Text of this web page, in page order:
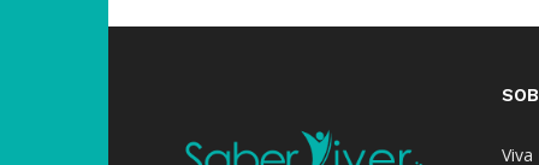
Viva